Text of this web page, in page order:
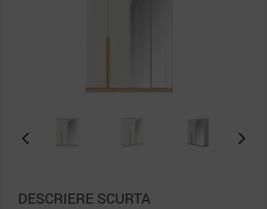
DESCRIERE SCURTA